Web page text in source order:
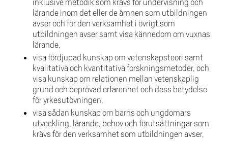
inklusive metodik som krävs för undervisning och
lärande inom det eller de ämnen som utbildningen
avser och för den verksamhet i övrigt som
utbildningen avser samt visa kännedom om vuxnas
lärande,
visa fördjupad kunskap om vetenskapsteori samt
kvalitativa och kvantitativa forskningsmetoder, och
visa kunskap om relationen mellan vetenskaplig
grund och beprövad erfarenhet och dess betydelse
för yrkesutövningen,
visa sådan kunskap om barns och ungdomars
utveckling, lärande, behov och förutsättningar som
krävs för den verksamhet som utbildningen avser,